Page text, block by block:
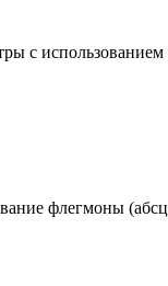
с использованием
флегмоны